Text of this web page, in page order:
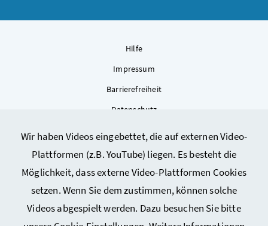
Wir haben Videos eingebettet, die auf externen Video-
Plattformen (z.B. YouTube) liegen. Es besteht die
Möglichkeit, dass externe Video-Plattformen Cookies
setzen. Wenn Sie dem zustimmen, können solche
Videos abgespielt werden. Dazu besuchen Sie bitte
Hilfe
Impressum
Barrierefreiheit
Datenschutz
Sitemap
Cookie-Einstellungen